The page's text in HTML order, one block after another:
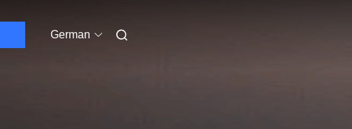
German